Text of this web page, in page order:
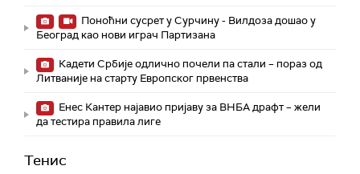
Поноћни сусрет у Сурчину - Вилдоза дошао у
Београд као нови играч Партизана
Кадети Србије одлично почели па стали – пораз од
Литваније на старту Европског првенства
Енес Кантер најавио пријаву за ВНБА драфт – жели
да тестира правила лиге
Тенис